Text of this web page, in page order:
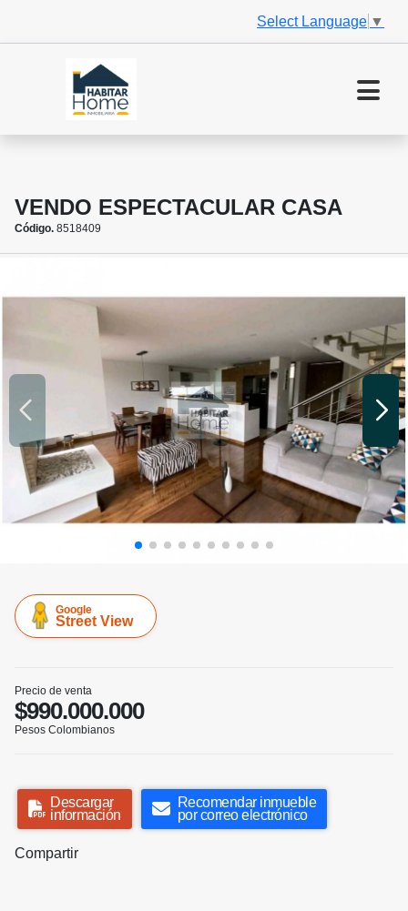
Select Language ▼
VENDO ESPECTACULAR CASA
Código. 8518409
Google
Street View
Precio de venta
$990.000.000
Pesos Colombianos
Descargar
información
Recomendar inmueble
por correo electrónico
Compartir